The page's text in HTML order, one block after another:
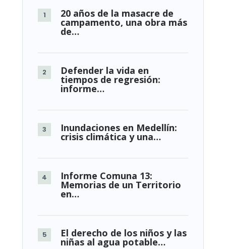
20 años de la masacre de
campamento, una obra más
de…
Defender la vida en
tiempos de regresión:
informe…
Inundaciones en Medellín:
crisis climática y una…
Informe Comuna 13:
Memorias de un Territorio
en…
El derecho de los niños y las
niñas al agua potable…